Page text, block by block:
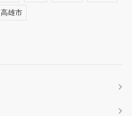
高雄市